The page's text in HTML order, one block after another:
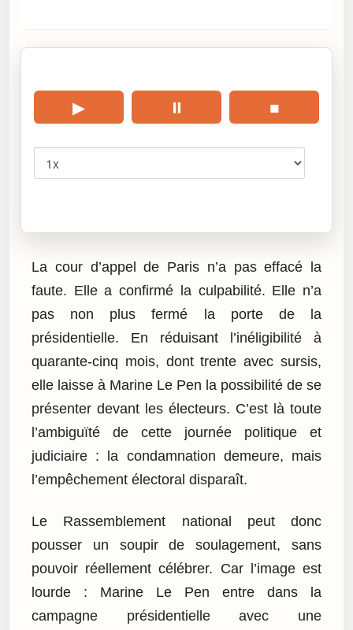
▶ ⏸ ■
La cour d’appel de Paris n’a pas effacé la
faute. Elle a confirmé la culpabilité. Elle n’a
pas non plus fermé la porte de la
présidentielle. En réduisant l’inéligibilité à
quarante-cinq mois, dont trente avec sursis,
elle laisse à Marine Le Pen la possibilité de se
présenter devant les électeurs. C’est là toute
l’ambiguïté de cette journée politique et
judiciaire : la condamnation demeure, mais
l’empêchement électoral disparaît.
Le Rassemblement national peut donc
pousser un soupir de soulagement, sans
pouvoir réellement célébrer. Car l’image est
lourde : Marine Le Pen entre dans la
campagne présidentielle avec une